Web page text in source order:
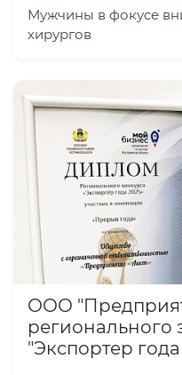
Мужчины в фокусе
хирургов
ООО
регионального
"Экспортер года